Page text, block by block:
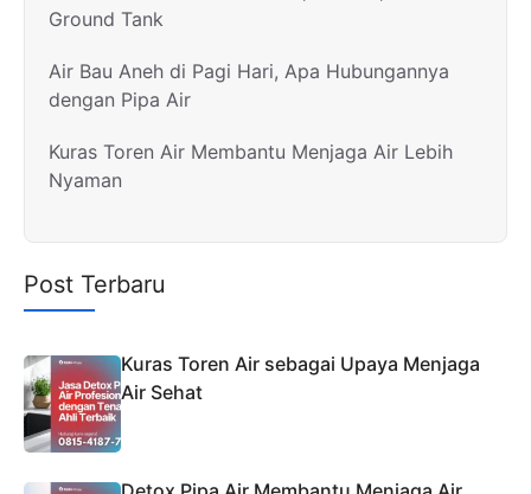
Ground Tank
Air Bau Aneh di Pagi Hari, Apa Hubungannya
dengan Pipa Air
Kuras Toren Air Membantu Menjaga Air Lebih
Nyaman
Post Terbaru
Kuras Toren Air sebagai Upaya Menjaga
Air Sehat